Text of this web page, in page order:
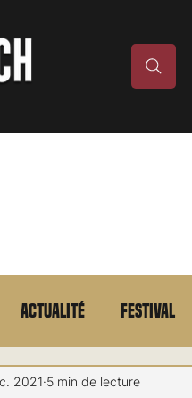
Actualité Festival
Memento En bref
2021 5 min de lecture